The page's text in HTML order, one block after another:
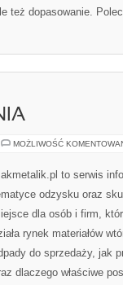
też dopasowanie.
MOŻLIWOŚĆ
to serwis
odzysku oraz
dla osób i firm,
rynek materiałów
do sprzedaży, jak
dlaczego właściwe